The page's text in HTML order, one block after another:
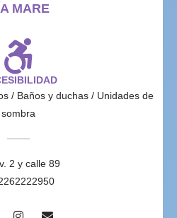
MARE
/ Baños y duchas / Unidades de
sombra
2 y calle 89